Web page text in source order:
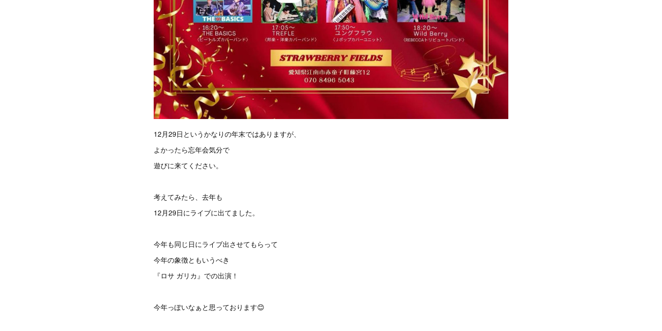
12月29日というかなりの年末ではありますが、
よかったら忘年会気分で
遊びに来てください。
考えてみたら、去年も
12月29日にライブに出てました。
今年も同じ日にライブ出させてもらって
今年の象徴ともいうべき
『ロサ ガリカ』での出演！
今年っぽいなぁと思っております😊